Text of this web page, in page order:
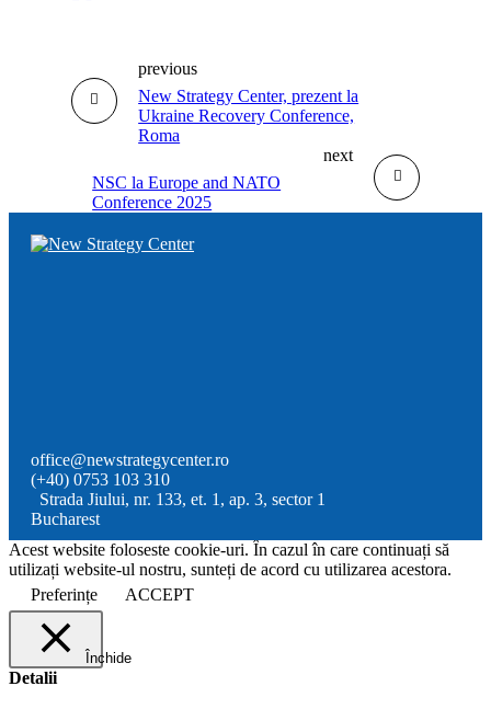
New Strategy Center, prezent la
Ukraine Recovery Conference,
Roma
previous
NSC la Europe and NATO
Conference 2025
next
office@newstrategycenter.ro
(+40) 0753 103 310
Strada Jiului, nr. 133, et. 1, ap. 3, sector 1
Bucharest
Acest website foloseste cookie-uri. În cazul în care continuați să
utilizați website-ul nostru, sunteți de acord cu utilizarea acestora.
Preferințe
ACCEPT
Închide
Detalii